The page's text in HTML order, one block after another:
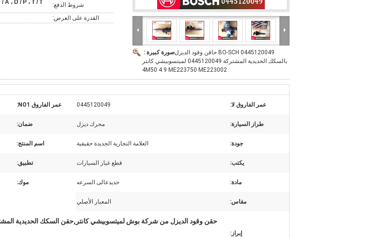
صورة كبيرة :0445120049 BO-SCH حاقن وقود الديزل
بالسكك الحديدية المشتركة 0445120049 لميتسوبيشي كانتر
4M50 4.9 ME223750 ME223002
شروط الدفع:
القدرة على العرض:
عمر الفاروق لا: 0445120049 عمر الفاروق NO1:
طراز السيارة: محرك ديزل ضمان:
جودة: العلامة التجارية الجديدة حقيقية اسم المنتج:
يكتب: قطع غيار السيارات تطبيق:
مادة: حديدعالى السرعه موك:
مقاس: المعيار الأصلي
إبراز: